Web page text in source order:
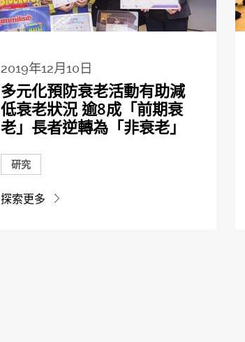
2019年12月10日
多元化預防衰老活動有助減
低衰老狀況 逾8成「前期衰
老」長者逆轉為「非衰老」
研究
探索更多